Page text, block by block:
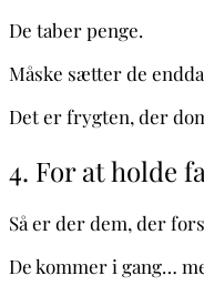
De taber penge.
Måske sætter de
Det er frygten, der
4. For at holde
Så er der dem, der
De kommer i gang…